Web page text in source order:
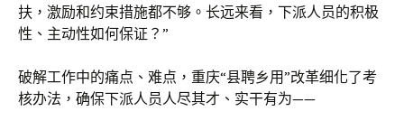
扶，激励和约束措施都不够。长远来看，下派人员的积极
性、主动性如何保证？”
破解工作中的痛点、难点，重庆“县聘乡用”改革细化了考
核办法，确保下派人员人尽其才、实干有为——